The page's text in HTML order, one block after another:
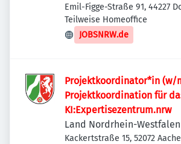
Emil-Figge-Straße 91, 44227
Deutschland
Teilweise Homeoffice
JOBSNRW.de
Projektkoordinator*in (w/
Projektkoordination für
KI:Expertisezentrum.nrw
Land Nordrhein-Westfalen
Kackertstraße 15, 52072